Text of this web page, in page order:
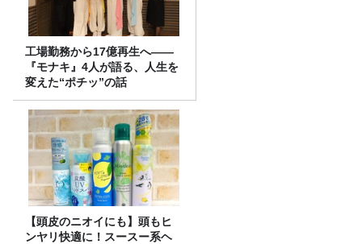
工場勤務から17億再生へ——
『モナキ』4人が語る、人生を
変えた“ポチッ”の話
【頭皮のニオイにも】頭もヒ
ンヤリ快適に！スースー系ヘ